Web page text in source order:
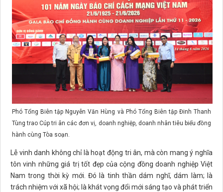
Phó Tổng Biên tập Nguyễn Văn Hùng và Phó Tổng Biên tập Đinh Thanh
Tùng trao Cúp tri ân các đơn vị, doanh nghiệp, doanh nhân tiêu biểu đồng
hành cùng Tòa soạn.
Lễ vinh danh không chỉ là hoạt động tri ân, mà còn mang ý nghĩa
tôn vinh những giá trị tốt đẹp của cộng đồng doanh nghiệp Việt
Nam trong thời kỳ mới. Đó là tinh thần dám nghĩ, dám làm; là
trách nhiệm với xã hội; là khát vọng đổi mới sáng tạo và phát triển